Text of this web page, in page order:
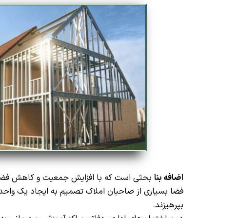
اضافه بنا بحثی است که با افزایش جمعیت و کاهش
فضا بسیاری از صاحبان املاک تصمیم به ایجاد یک
بپرهیزند.